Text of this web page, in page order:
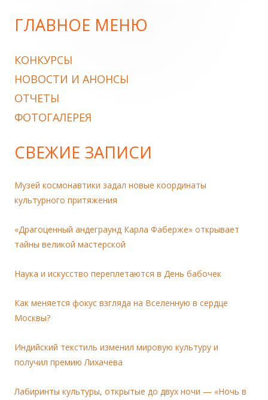
Main
Sidebar
ГЛАВНОЕ МЕНЮ
КОНКУРСЫ
НОВОСТИ И АНОНСЫ
ОТЧЕТЫ
ФОТОГАЛЕРЕЯ
СВЕЖИЕ ЗАПИСИ
Музей космонавтики задал новые координаты
культурного притяжения
«Драгоценный андеграунд Карла Фаберже» открывает
тайны великой мастерской
Наука и искусство переплетаются в День бабочек
Как меняется фокус взгляда на Вселенную в сердце
Москвы?
Индийский текстиль изменил мировую культуру и
получил премию Лихачева
Лабиринты культуры, открытые до двух ночи — «Ночь в